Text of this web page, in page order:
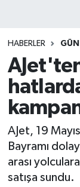
HABERLER
AJet, 19
Bayramı
arası
satışa sundu.
Tüm
Son